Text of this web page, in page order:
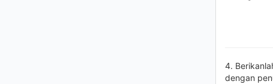
4.
dengan